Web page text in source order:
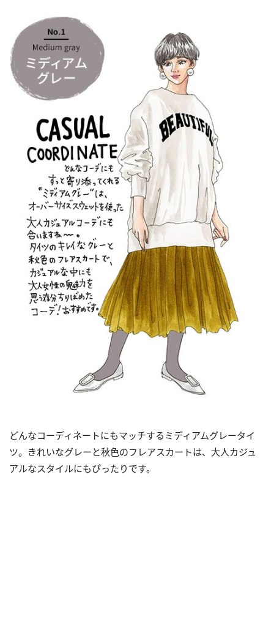
どんなコーディネートにもマッチするミディアムグレータイ
ツ。きれいなグレーと秋色のフレアスカートは、大人カジュ
アルなスタイルにもぴったりです。